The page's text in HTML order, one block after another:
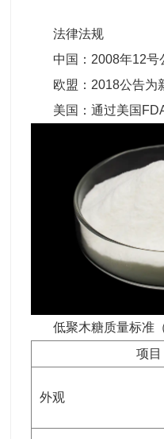
法律法规
中国：2008年12号
欧盟：2018公告为
美国：通过美国
低聚木糖质量标准（
项目
外观